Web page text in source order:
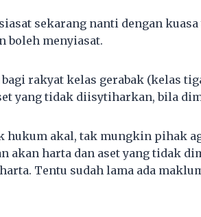
sekarang nanti dengan
boleh menyiasat.
rakyat kelas gerabak (kelas
yang tidak diisytiharkan, bila
hukum akal, tak mungkin pihak
akan harta dan aset yang tidak
Tentu sudah lama ada